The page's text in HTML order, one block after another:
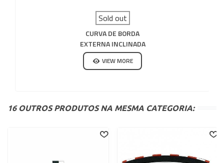
Sold out
CURVA DE BORDA
EXTERNA INCLINADA
3/30 ° 6UD CARRERA
132-124
VIEW MORE
16 OUTROS PRODUTOS NA MESMA CATEGORIA: